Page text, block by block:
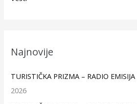
Najnovije
TURISTIČKA PRIZMA – RADIO
2026